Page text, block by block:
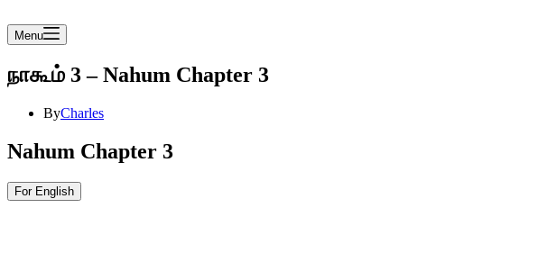
Menu
நாகூம் 3 – Nahum Chapter 3
ByCharles
Nahum Chapter 3
For English